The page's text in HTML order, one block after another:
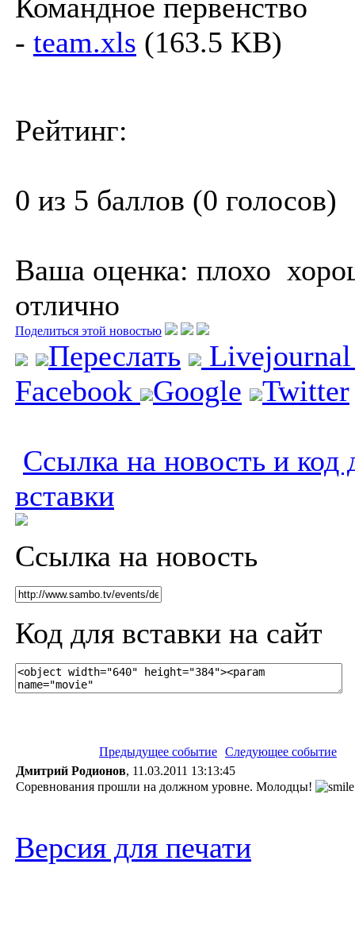
Командное первенство
- team.xls (163.5 KB)
Рейтинг:
0 из 5 баллов (0 голосов)
Ваша оценка: плохо
отлично
Поделиться этой новостью
Переслать
Facebook
Google Twitter
Ссылка на новость и код
вставки
Ссылка на новость
Код для вставки на сайт
Предыдущее событие Следующее событие
Дмитрий Родионов, 11.03.2011 13:13:45
Соревнования прошли на должном уровне. Молодцы!
Версия для печати